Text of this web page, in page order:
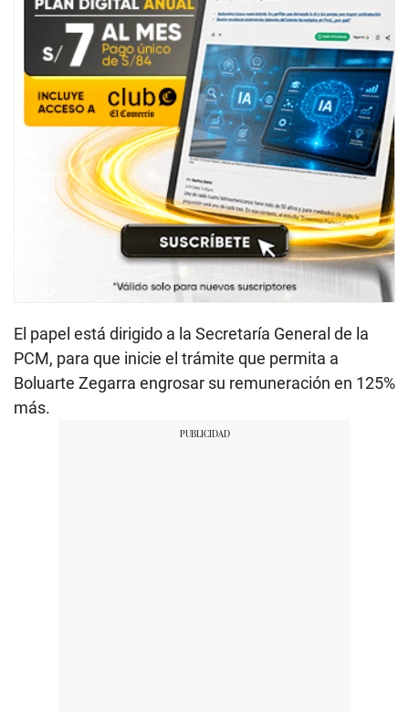
El papel está dirigido a la Secretaría General de la
PCM, para que inicie el trámite que permita a
Boluarte Zegarra engrosar su remuneración en 125%
más.